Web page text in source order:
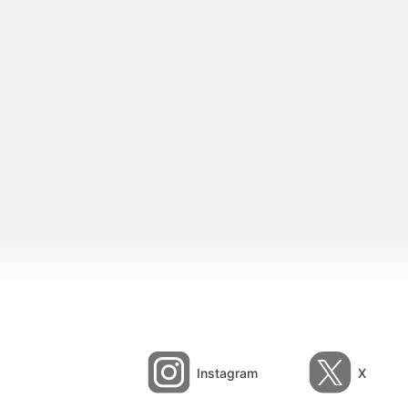
Instagram X